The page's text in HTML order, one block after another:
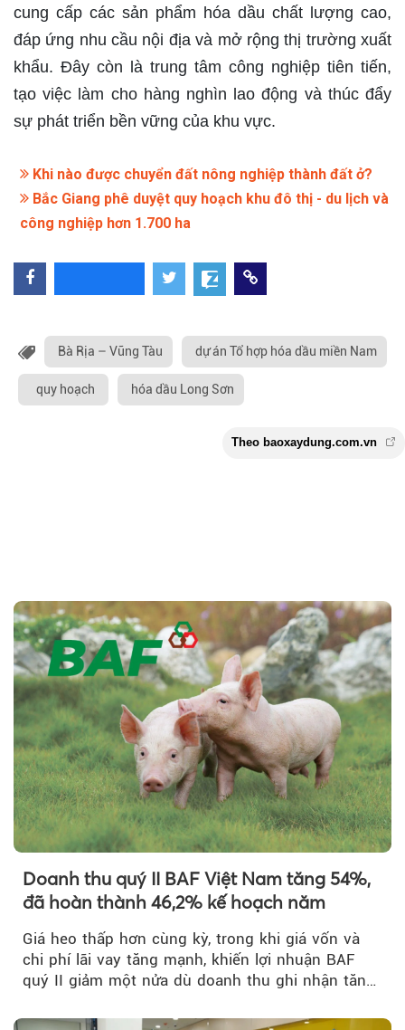
cung cấp các sản phẩm hóa dầu chất lượng cao,
đáp ứng nhu cầu nội địa và mở rộng thị trường xuất
khẩu. Đây còn là trung tâm công nghiệp tiên tiến,
tạo việc làm cho hàng nghìn lao động và thúc đẩy
sự phát triển bền vững của khu vực.
Khi nào được chuyển đất nông nghiệp thành đất ở?
Bắc Giang phê duyệt quy hoạch khu đô thị - du lịch và
công nghiệp hơn 1.700 ha
Bà Rịa – Vũng Tàu dự án Tổ hợp hóa dầu miền Nam
quy hoạch hóa dầu Long Sơn
Theo
Doanh thu quý II BAF Việt Nam tăng 54%,
đã hoàn thành 46,2% kế hoạch năm
Giá heo thấp hơn cùng kỳ, trong khi giá vốn và
chi phí lãi vay tăng mạnh, khiến lợi nhuận BAF
quý II giảm một nửa dù doanh thu ghi nhận tăng